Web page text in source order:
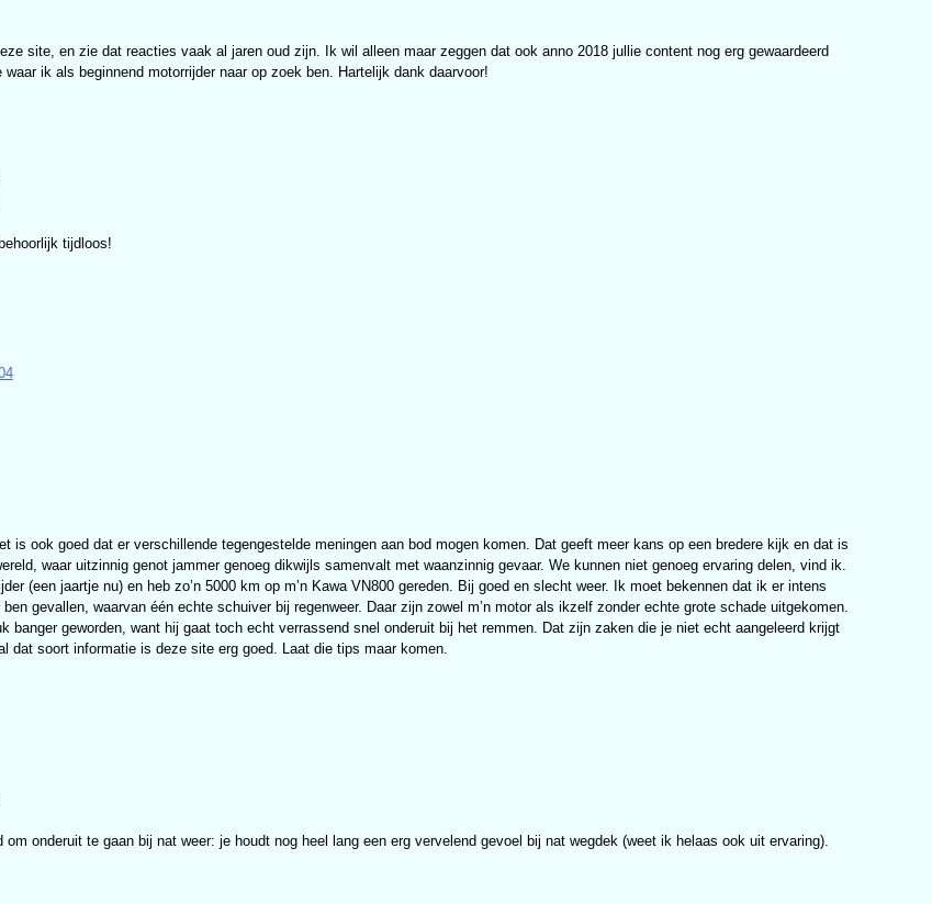
site, en zie dat reacties vaak al jaren oud zijn. Ik wil alleen maar zeggen dat ook anno 2018 jullie content nog erg gewaardeerd
ik als beginnend motorrijder naar op zoek ben. Hartelijk dank daarvoor!
tijdloos!
is ook goed dat er verschillende tegengestelde meningen aan bod mogen komen. Dat geeft meer kans op een bredere kijk en dat is
waar uitzinnig genot jammer genoeg dikwijls samenvalt met waanzinnig gevaar. We kunnen niet genoeg ervaring delen, vind ik.
(een jaartje nu) en heb zo’n 5000 km op m’n Kawa VN800 gereden. Bij goed en slecht weer. Ik moet bekennen dat ik er intens
gevallen, waarvan één echte schuiver bij regenweer. Daar zijn zowel m’n motor als ikzelf zonder echte grote schade uitgekomen.
banger geworden, want hij gaat toch echt verrassend snel onderuit bij het remmen. Dat zijn zaken die je niet echt aangeleerd krijgt
dat soort informatie is deze site erg goed. Laat die tips maar komen.
om onderuit te gaan bij nat weer: je houdt nog heel lang een erg vervelend gevoel bij nat wegdek (weet ik helaas ook uit ervaring).